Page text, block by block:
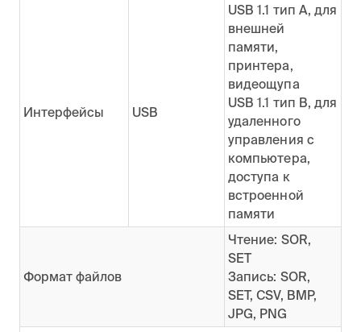
Интерфейсы USB
USB 1.1 тип A, для
внешней
памяти,
принтера,
видеощупа
USB 1.1 тип B, для
удаленного
управления с
компьютера,
доступа к
встроенной
памяти
Формат файлов
Чтение: SOR,
SET
Запись: SOR,
SET, CSV, BMP,
JPG, PNG